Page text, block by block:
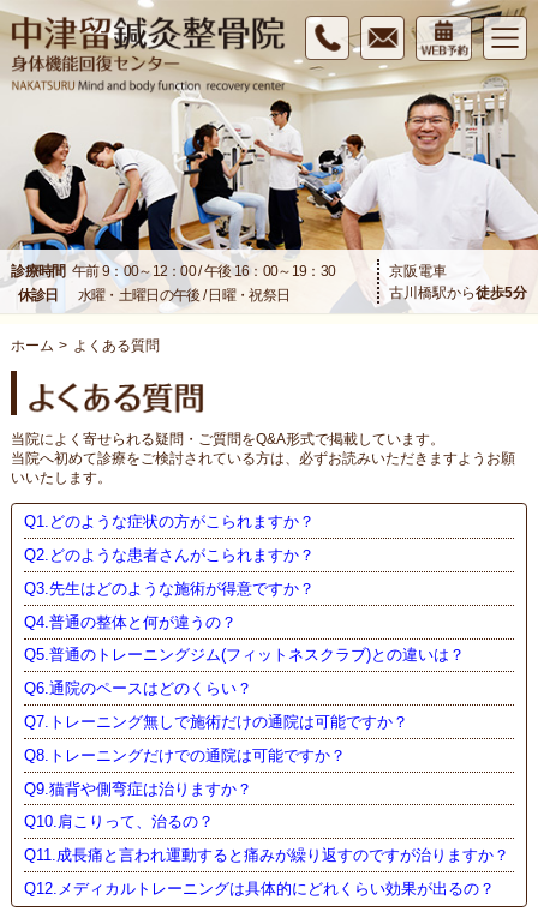
診療時間 午前 9：00～12：00 / 午後 16：00～19：30
休診日
水曜・土曜日の午後 / 日曜・祝祭日
京阪電車
古川橋駅から徒歩5分
ホーム > よくある質問
当院によく寄せられる疑問・ご質問をQ&A形式で掲載しています。
当院へ初めて診療をご検討されている方は、必ずお読みいただきますようお願
いいたします。
Q1.どのような症状の方がこられますか？
Q2.どのような患者さんがこられますか？
Q3.先生はどのような施術が得意ですか？
Q4.普通の整体と何が違うの？
Q5.普通のトレーニングジム(フィットネスクラブ)との違いは？
Q6.通院のペースはどのくらい？
Q7.トレーニング無しで施術だけの通院は可能ですか？
Q8.トレーニングだけでの通院は可能ですか？
Q9.猫背や側弯症は治りますか？
Q10.肩こりって、治るの？
Q11.成長痛と言われ運動すると痛みが繰り返すのですが治りますか？
Q12.メディカルトレーニングは具体的にどれくらい効果が出るの？